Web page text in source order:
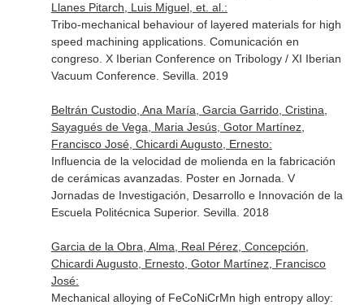
Llanes Pitarch, Luis Miguel, et. al.:
Tribo-mechanical behaviour of layered materials for high
speed machining applications. Comunicación en
congreso. X Iberian Conference on Tribology / XI Iberian
Vacuum Conference. Sevilla. 2019
Beltrán Custodio, Ana María, Garcia Garrido, Cristina,
Sayagués de Vega, Maria Jesús, Gotor Martínez,
Francisco José, Chicardi Augusto, Ernesto:
Influencia de la velocidad de molienda en la fabricación
de cerámicas avanzadas. Poster en Jornada. V
Jornadas de Investigación, Desarrollo e Innovación de la
Escuela Politécnica Superior. Sevilla. 2018
Garcia de la Obra, Alma, Real Pérez, Concepción,
Chicardi Augusto, Ernesto, Gotor Martínez, Francisco
José:
Mechanical alloying of FeCoNiCrMn high entropy alloy: